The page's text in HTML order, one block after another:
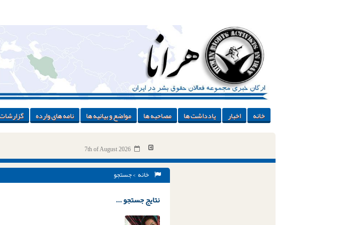
خانه اخبار یادداشت ها مصاحبه ها مواضع و بیانیه ها نامه های وارده
7th of August 2026
خانه > جستجو
نتایج جستجو ...